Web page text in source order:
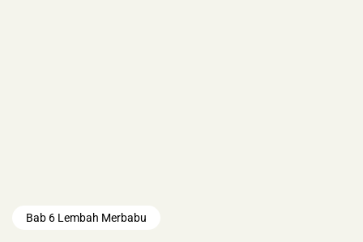
Bab 6 Lembah Merbabu